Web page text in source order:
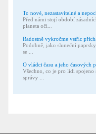
To nové, nezastavitelné a
Před námi stojí období
planeta oči...
Radostně vykročme vstříc
Podobně, jako sluneční
se ...
O vládci času a jeho časových
Všechno, co je pro lidi spojeno
správy ...